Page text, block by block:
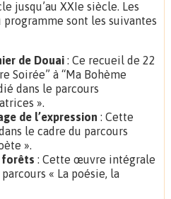
jusqu’au XXIe siècle. Les
sont les suivantes
de Douai: Ce recueil de 22
Soirée” à “Ma Bohème
dans le parcours
».
de l’expression : Cette
le cadre du parcours
».
forêts : Cette œuvre intégrale
« La poésie, la